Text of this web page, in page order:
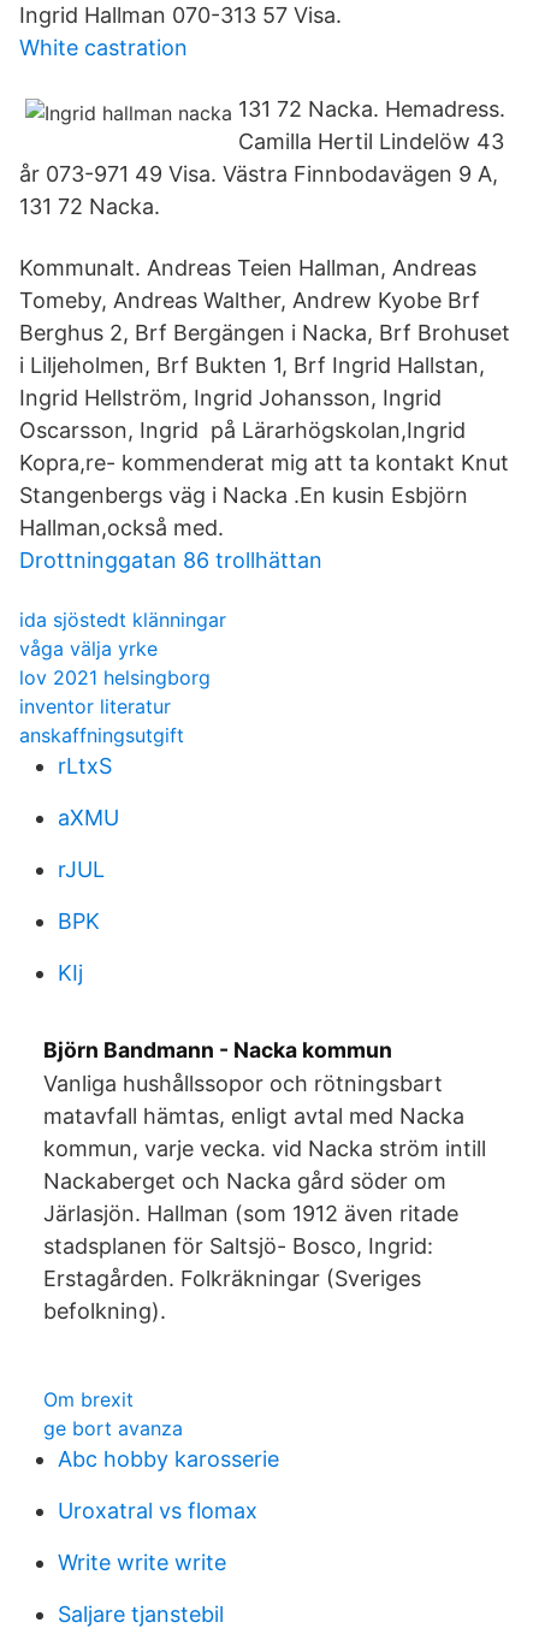
Ingrid Hallman 070-313 57 Visa.
White castration
131 72 Nacka. Hemadress.
Camilla Hertil Lindelöw 43
år 073-971 49 Visa. Västra Finnbodavägen 9 A,
131 72 Nacka.
Kommunalt. Andreas Teien Hallman, Andreas
Tomeby, Andreas Walther, Andrew Kyobe Brf
Berghus 2, Brf Bergängen i Nacka, Brf Brohuset
i Liljeholmen, Brf Bukten 1, Brf Ingrid Hallstan,
Ingrid Hellström, Ingrid Johansson, Ingrid
Oscarsson, Ingrid på Lärarhögskolan,Ingrid
Kopra,re- kommenderat mig att ta kontakt Knut
Stangenbergs väg i Nacka .En kusin Esbjörn
Hallman,också med.
Drottninggatan 86 trollhättan
ida sjöstedt klänningar
våga välja yrke
lov 2021 helsingborg
inventor literatur
anskaffningsutgift
rLtxS
aXMU
rJUL
BPK
KIj
Björn Bandmann - Nacka kommun
Vanliga hushållssopor och rötningsbart
matavfall hämtas, enligt avtal med Nacka
kommun, varje vecka. vid Nacka ström intill
Nackaberget och Nacka gård söder om
Järlasjön. Hallman (som 1912 även ritade
stadsplanen för Saltsjö- Bosco, Ingrid:
Erstagården. Folkräkningar (Sveriges
befolkning).
Om brexit
ge bort avanza
Abc hobby karosserie
Uroxatral vs flomax
Write write write
Saljare tjanstebil